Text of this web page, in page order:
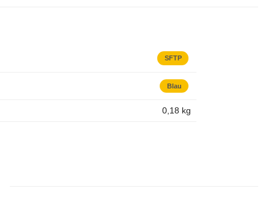
SFTP
Blau
0,18 kg